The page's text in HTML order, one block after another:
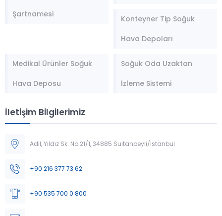
Şartnamesi
Konteyner Tip Soğuk
Hava Depoları
Medikal Ürünler Soğuk
Hava Deposu
Soğuk Oda Uzaktan
İzleme Sistemi
İletişim Bilgilerimiz
Adil, Yıldız Sk. No:21/1, 34885 Sultanbeyli/İstanbul
+90 216 377 73 62
+90 535 700 0 800
Müşteri Temsilcisi